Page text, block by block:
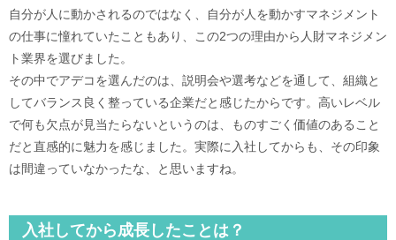
自分が人に動かされるのではなく、自分が人を動かすマネジメント
の仕事に憧れていたこともあり、この2つの理由から人財マネジメン
ト業界を選びました。
その中でアデコを選んだのは、説明会や選考などを通して、組織と
してバランス良く整っている企業だと感じたからです。高いレベル
で何も欠点が見当たらないというのは、ものすごく価値のあること
だと直感的に魅力を感じました。実際に入社してからも、その印象
は間違っていなかったな、と思いますね。
入社してから成長したことは？